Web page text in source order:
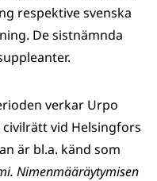
respektive svenska
De sistnämnda
verkar Urpo
vid Helsingfors
är bl.a. känd som
Nimenmääräytymisen